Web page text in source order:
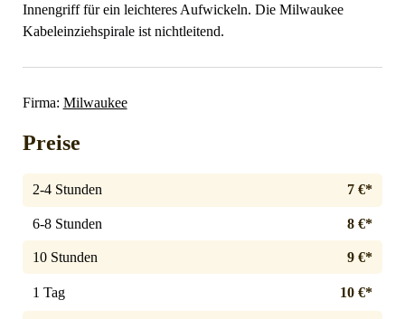
Innengriff für ein leichteres Aufwickeln. Die Milwaukee
Kabeleinziehspirale ist nichtleitend.
Firma: Milwaukee
Preise
2-4 Stunden 7 €*
6-8 Stunden 8 €*
10 Stunden 9 €*
1 Tag 10 €*